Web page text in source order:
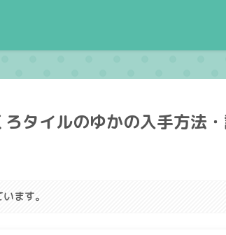
ろタイルのゆかの入手方法
ます。